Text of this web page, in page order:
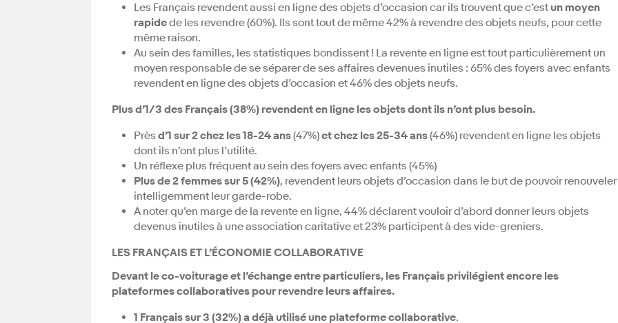
Les Français revendent aussi en ligne des objets d’occasion car ils trouvent que c’est un moyen
rapidede les revendre (60%). Ils sont tout de même 42% à revendre des objets neufs, pour cette
même raison.
Au sein des familles, les statistiques bondissent ! La revente en ligne est tout particulièrement un
moyen responsable de se séparer de ses affaires devenues inutiles : 65% des foyers avec enfants
revendent en ligne des objets d’occasion et 46% des objets neufs.
Plus d’1/3 des Français (38%) revendent en ligne les objets dont ils n’ont plus besoin.
Prèsd’1 sur 2 chez les 18-24 ans(47%)et chez les 25-34 ans(46%) revendent en ligne les objets
dont ils n’ont plus l’utilité.
Un réflexe plus fréquent au sein des foyers avec enfants (45%)
Plus de 2 femmes sur 5 (42%), revendent leurs objets d’occasion dans le but de pouvoir renouveler
intelligemment leur garde-robe.
A noter qu’en marge de la revente en ligne, 44% déclarent vouloir d’abord donner leurs objets
devenus inutiles à une association caritative et 23% participent à des vide-greniers.
LES FRANÇAIS ET L’ÉCONOMIE COLLABORATIVE
Devant le co-voiturage et l’échange entre particuliers, les Français privilégient encore les
plateformes collaboratives pour revendre leurs affaires.
1 Français sur 3 (32%) a déjà utilisé une plateforme collaborative.